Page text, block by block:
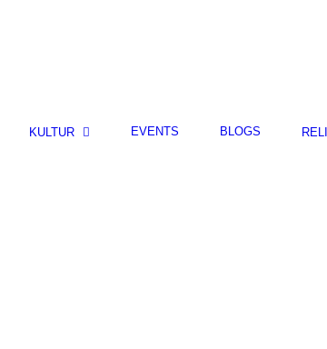
KULTUR EVENTS BLOGS